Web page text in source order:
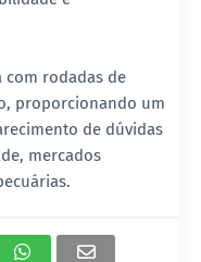
com rodadas de
proporcionando um
de dúvidas
mercados